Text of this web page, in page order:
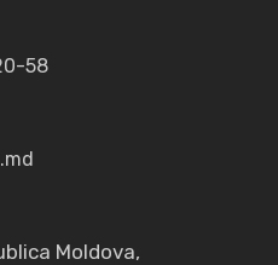
58
Moldova,